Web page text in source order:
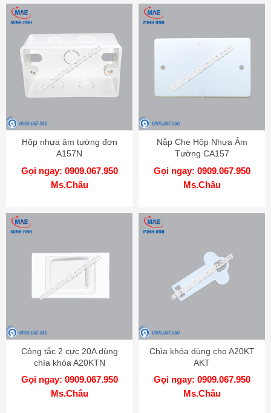
Hộp nhựa âm tường đơn
A157N
Gọi ngay: 0909.067.950
Ms.Châu
Nắp Che Hộp Nhựa Âm
Tường CA157
Gọi ngay: 0909.067.950
Ms.Châu
Công tắc 2 cực 20A dùng
chìa khóa A20KTN
Gọi ngay: 0909.067.950
Ms.Châu
Chìa khóa dùng cho A20KT
AKT
Gọi ngay: 0909.067.950
Ms.Châu